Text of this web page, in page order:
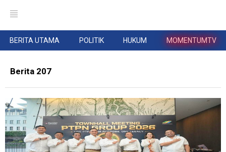
BERITA UTAMA POLITIK HUKUM MOMENTUMTV
Berita 207